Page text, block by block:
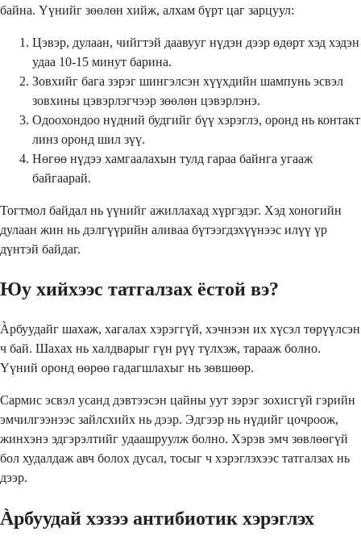
байна. Үүнийг зөөлөн хийж, алхам бүрт цаг зарцуул:
Цэвэр, дулаан, чийгтэй даавууг нүдэн дээр өдөрт хэд хэдэн
удаа 10-15 минут барина.
Зовхийг бага зэрэг шингэлсэн хүүхдийн шампунь эсвэл
зовхины цэвэрлэгчээр зөөлөн цэвэрлэнэ.
Одоохондоо нүдний будгийг бүү хэрэглэ, оронд нь контакт
линз оронд шил зүү.
Нөгөө нүдээ хамгаалахын тулд гараа байнга угааж
байгаарай.
Тогтмол байдал нь үүнийг ажиллахад хүргэдэг. Хэд хоногийн
дулаан жин нь дэлгүүрийн аливаа бүтээгдэхүүнээс илүү үр
дүнтэй байдаг.
Юу хийхээс татгалзах ёстой вэ?
Àрбуудайг шахаж, хагалах хэрэггүй, хэчнээн их хүсэл төрүүлсэн
ч бай. Шахах нь халдварыг гүн рүү түлхэж, тарааж болно.
Үүний оронд өөрөө гадагшлахыг нь зөвшөөр.
Сармис эсвэл усанд дэвтээсэн цайны уут зэрэг зохисгүй гэрийн
эмчилгээнээс зайлсхийх нь дээр. Эдгээр нь нүдийг цочроож,
жинхэнэ эдгэрэлтийг удаашруулж болно. Хэрэв эмч зөвлөөгүй
бол худалдаж авч болох дусал, тосыг ч хэрэглэхээс татгалзах нь
дээр.
Àрбуудай хэзээ антибиотик хэрэглэх